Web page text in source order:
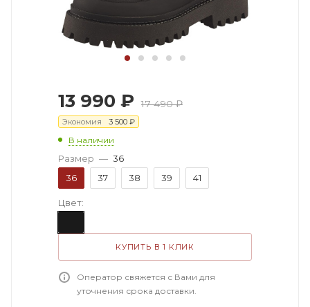
13 990 ₽ 17 490₽
Экономия 3 500 ₽
В наличии
Размер — 36
36
37 38 39 41
Цвет:
КУПИТЬ В 1 КЛИК
Оператор свяжется с Вами для
уточнения срока доставки.